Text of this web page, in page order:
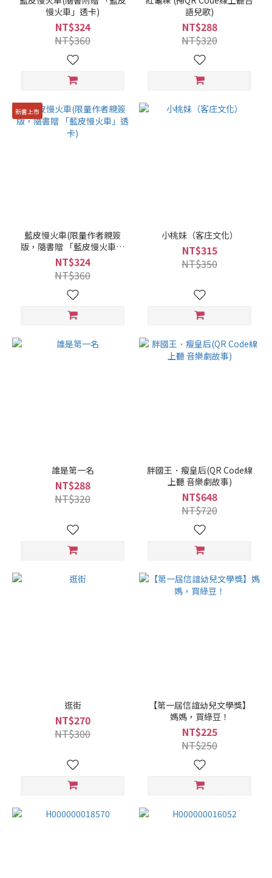
慢火車」透卡)
NT$324
NT$360
語兒歌)
NT$288
NT$320
新書上市
藍皮慢火車(限量作者親簽
版，隨書贈 「藍皮慢火車」
透卡)
NT$324
NT$360
小桃妹（客庄文化）
NT$315
NT$350
誰是第一名
NT$288
NT$320
胖國王．瘦皇后(QR Code線
上聽 音樂劇故事)
NT$648
NT$720
逛街
NT$270
NT$300
【第一屆信誼幼兒文學獎】
媽媽，買綠豆！
NT$225
NT$250